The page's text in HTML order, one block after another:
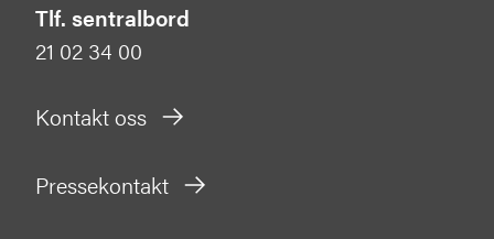
Tlf. sentralbord
21 02 34 00
Kontakt oss
Pressekontakt